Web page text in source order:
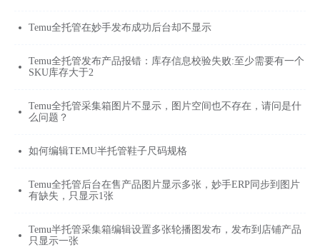
Temu全托管在妙手发布成功后台却不显示
Temu全托管发布产品报错：库存信息校验失败:至少需要有一个
SKU库存大于2
Temu全托管采集箱图片不显示，图片空间也不存在，请问是什
么问题？
如何编辑TEMU半托管鞋子尺码规格
Temu全托管后台在售产品图片显示多张，妙手ERP同步到图片
有缺失，只显示1张
Temu半托管采集箱编辑设置多张轮播图发布，发布到店铺产品
只显示一张